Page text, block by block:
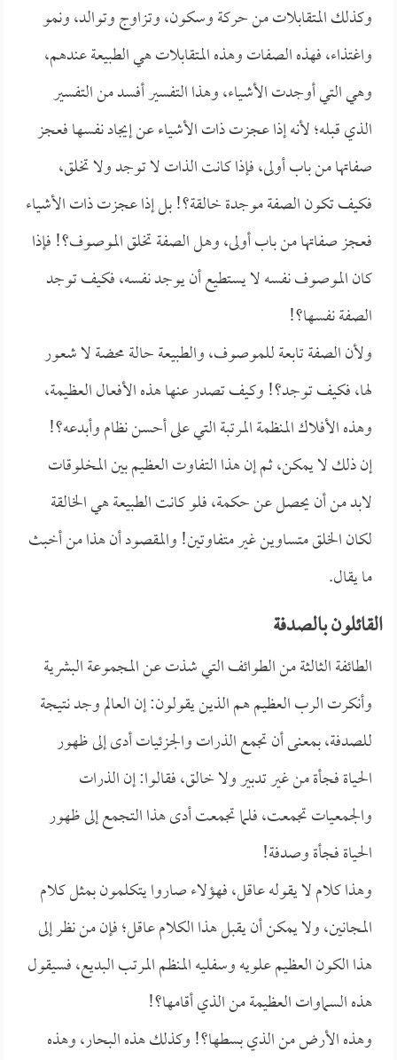
وكذلك المتقابلات من حركة وسكون، وتزاوج وتوالد، ونمو
واغتذاء، فهذه الصفات وهذه المتقابلات هي الطبيعة عندهم،
وهي التي أوجدت الأشياء، وهذا التفسير أفسد من التفسير
الذي قبله؛ لأنه إذا عجزت ذات الأشياء عن إيجاد نفسها فعجز
صفاتها من باب أولى، فإذا كانت الذات لا توجد ولا تخلق،
فكيف تكون الصفة موجدة خالقة؟! بل إذا عجزت ذات الأشياء
فعجز صفاتها من باب أولى، وهل الصفة تخلق الموصوف؟! فإذا
كان الموصوف نفسه لا يستطيع أن يوجد نفسه، فكيف توجد
الصفة نفسها؟!
ولأن الصفة تابعة للموصوف، والطبيعة حالة محضة لا شعور
لها، فكيف توجد؟! وكيف تصدر عنها هذه الأفعال العظيمة،
وهذه الأفلاك المنظمة المرتبة التي على أحسن نظام وأبدعه؟!
إن ذلك لا يمكن، ثم إن هذا التفاوت العظيم بين المخلوقات
لابد من أن يحصل عن حكمة، فلو كانت الطبيعة هي الخالقة
لكان الخلق متساوين غير متفاوتين! والمقصود أن هذا من أخبث
ما يقال.
القائلون بالصدفة
الطائفة الثالثة من الطوائف التي شذت عن المجموعة البشرية
وأنكرت الرب العظيم هم الذين يقولون: إن العالم وجد نتيجة
للصدفة، بمعنى أن تجمع الذرات والجزئيات أدى إلى ظهور
الحياة فجأة من غير تدبير ولا خالق، فقالوا: إن الذرات
والجمعيات تجمعت، فلما تجمعت أدى هذا التجمع إلى ظهور
الحياة فجأة وصدفة!
وهذا كلام لا يقوله عاقل، فهؤلاء صاروا يتكلمون بمثل كلام
المجانين، ولا يمكن أن يقبل هذا الكلام عاقل؛ فإن من نظر إلى
هذا الكون العظيم علويه وسفليه المنظم المرتب البديع، فسيقول
هذه السماوات العظيمة من الذي أقامها؟!
وهذه الأرض من الذي بسطها؟! وكذلك هذه البحار، وهذه